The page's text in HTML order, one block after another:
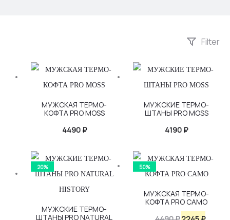
Filter
МУЖСКАЯ ТЕРМО-
КОФТА PRO MOSS
4490 ₽
МУЖСКИЕ ТЕРМО-
ШТАНЫ PRO MOSS
4190 ₽
20%
МУЖСКИЕ ТЕРМО-
ШТАНЫ PRO NATURAL
50%
МУЖСКАЯ ТЕРМО-
КОФТА PRO CAMO